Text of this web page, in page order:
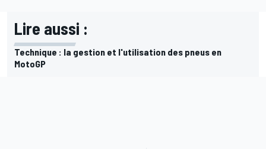
Lire aussi :
Technique : la gestion et l'utilisation des pneus en
MotoGP